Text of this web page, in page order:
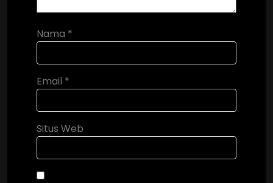
Nama *
Email *
Situs Web